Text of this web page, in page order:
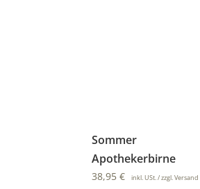
Sommer
Apothekerbirne
38,95 € inkl. USt. / zzgl. Versand